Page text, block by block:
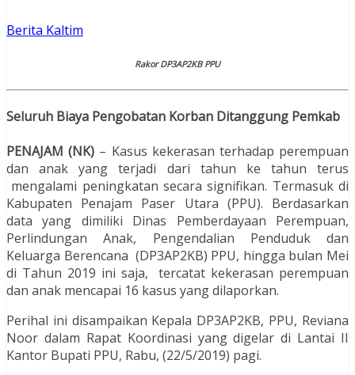
Berita Kaltim
Rakor DP3AP2KB PPU
Seluruh Biaya Pengobatan Korban Ditanggung Pemkab
PENAJAM (NK) – Kasus kekerasan terhadap perempuan
dan anak yang terjadi dari tahun ke tahun terus
mengalami peningkatan secara signifikan. Termasuk di
Kabupaten Penajam Paser Utara (PPU). Berdasarkan
data yang dimiliki Dinas Pemberdayaan Perempuan,
Perlindungan Anak, Pengendalian Penduduk dan
Keluarga Berencana (DP3AP2KB) PPU, hingga bulan Mei
di Tahun 2019 ini saja, tercatat kekerasan perempuan
dan anak mencapai 16 kasus yang dilaporkan.
Perihal ini disampaikan Kepala DP3AP2KB, PPU, Reviana
Noor dalam Rapat Koordinasi yang digelar di Lantai II
Kantor Bupati PPU, Rabu, (22/5/2019) pagi.